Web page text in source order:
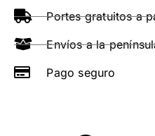
Portes gratuitos a
Envíos a la
Pago seguro